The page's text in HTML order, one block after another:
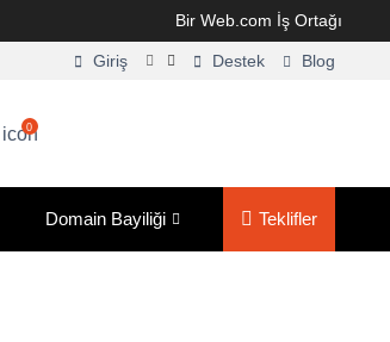
Bir Web.com İş Ortağı
Giriş Destek Blog
0
Domain Bayiliği Teklifler